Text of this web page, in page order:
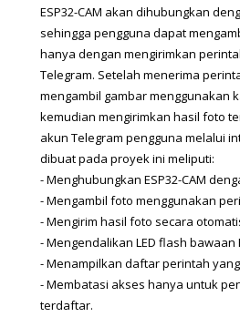
ESP32-CAM akan dihubungkan
sehingga pengguna dapat
hanya dengan mengirimkan
Telegram. Setelah menerima
mengambil gambar menggunakan
kemudian mengirimkan hasil foto
akun Telegram pengguna melalui
dibuat pada proyek ini meliputi:
- Menghubungkan ESP32-CAM
- Mengambil foto menggunakan
- Mengirim hasil foto secara
- Mengendalikan LED flash bawaan
- Menampilkan daftar perintah
- Membatasi akses hanya untuk
terdaftar.